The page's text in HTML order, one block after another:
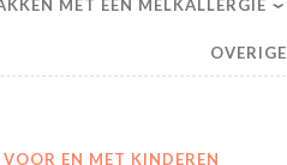
MET EEN MELKALLERGIE
OVERIGE
VOOR EN MET KINDEREN